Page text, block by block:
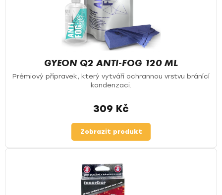
GYEON Q2 ANTI-FOG 120 ML
Prémiový přípravek, který vytváří ochrannou vrstvu bránící
kondenzaci.
309 Kč
Zobrazit produkt